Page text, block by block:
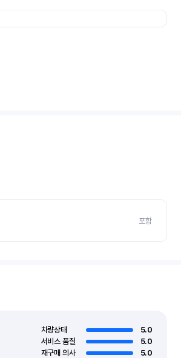
포함
차량상태
5.0
서비스 품질
5.0
재구매 의사
5.0